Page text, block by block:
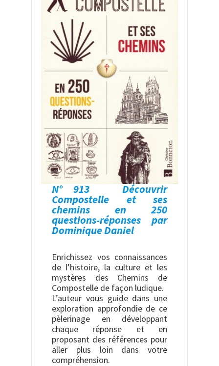
N° 913 Découvrir
Compostelle et ses
chemins en 250
questions-réponses par
Dominique Daniel
Enrichissez vos connaissances
de l’histoire, la culture et les
mystères des Chemins de
Compostelle de façon ludique.
L’auteur vous guide dans une
exploration approfondie de ce
pèlerinage en développant
chaque réponse et en
proposant des références pour
aller plus loin dans votre
compréhension.